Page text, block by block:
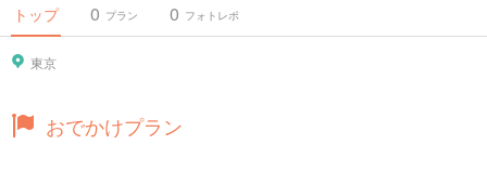
トップ プラン
0 フォトレポ
0
東京
おでかけプラン